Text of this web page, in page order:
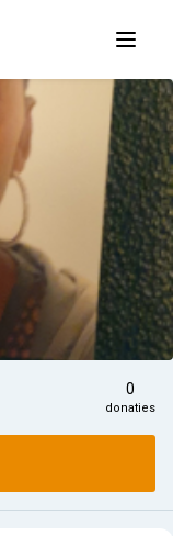
Open
0
donaties